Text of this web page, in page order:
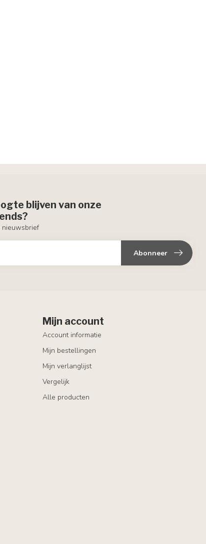
blijven van onze
nieuwsbrief
Abonneer
Mijn account
Account informatie
Mijn bestellingen
Mijn verlanglijst
Vergelijk
Alle producten